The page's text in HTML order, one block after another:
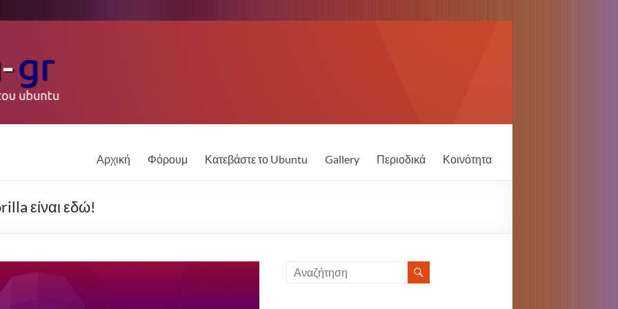
Αρχική Φόρουμ Κατεβάστε το Ubuntu Gallery Περιοδικά Κοινότητα
είναι εδώ!